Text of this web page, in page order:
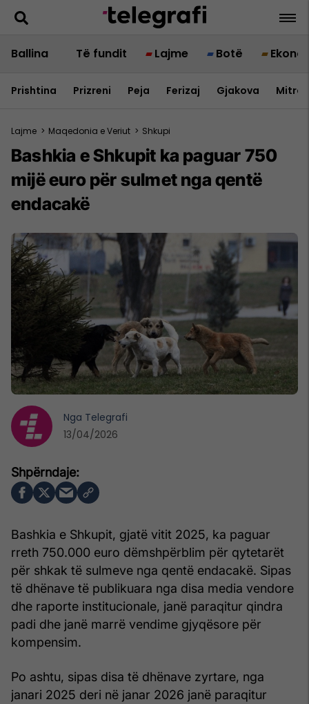
Ballina Të fundit Lajme Botë
Prishtina Prizreni Peja Ferizaj Gjakova
Lajme > Maqedonia e Veriut > Shkupi
Bashkia e Shkupit ka paguar 750
mijë euro për sulmet nga qentë
endacakë
Bashkia e Shkupit, gjatë vitit 2025, ka paguar
rreth 750.000 euro dëmshpërblim për qytetarët
për shkak të sulmeve nga qentë endacakë. Sipas
të dhënave të publikuara nga disa media vendore
dhe raporte institucionale, janë paraqitur qindra
padi dhe janë marrë vendime gjyqësore për
kompensim.
Po ashtu, sipas disa të dhënave zyrtare, nga
janari 2025 deri në janar 2026 janë paraqitur
Nga Telegrafi
13/04/2026